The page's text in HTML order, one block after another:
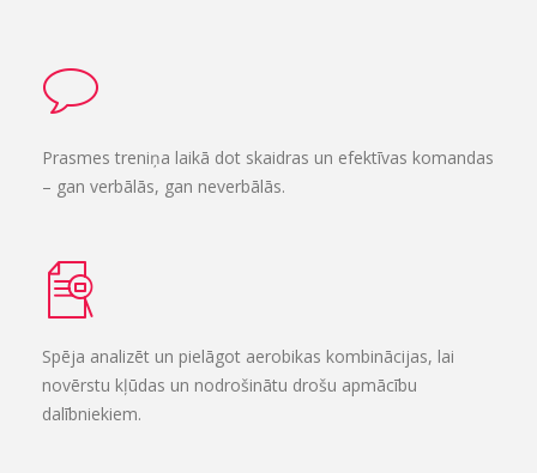
Prasmes treniņa laikā dot skaidras un efektīvas komandas
– gan verbālās, gan neverbālās.
Spēja analizēt un pielāgot aerobikas kombinācijas, lai
novērstu kļūdas un nodrošinātu drošu apmācību
dalībniekiem.